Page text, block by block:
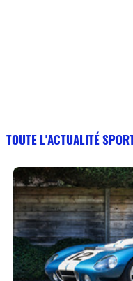
TOUTE L'ACTUALITÉ